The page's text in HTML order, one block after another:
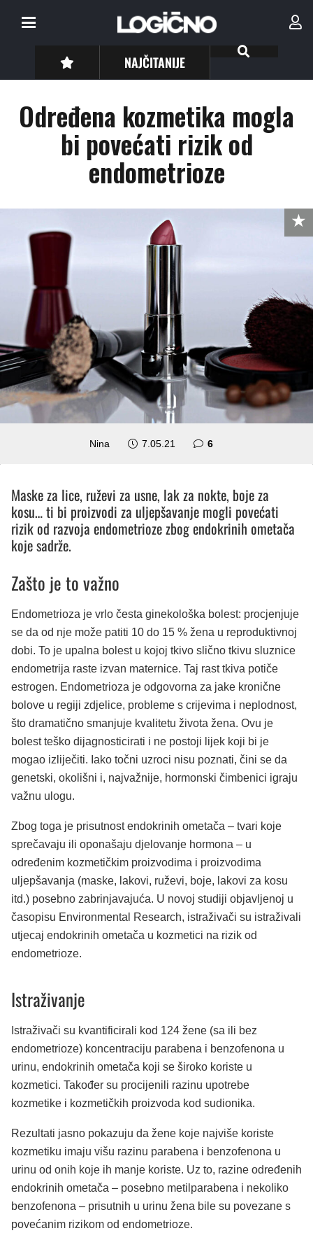
NAJČITANIJE
Određena kozmetika mogla
bi povećati rizik od
endometrioze
Nina 7.05.21 6komentara
Maske za lice, ruževi za usne, lak za nokte, boje za
kosu… ti bi proizvodi za uljepšavanje mogli povećati
rizik od razvoja endometrioze zbog endokrinih ometača
koje sadrže.
Zašto je to važno
Endometrioza je vrlo česta ginekološka bolest: procjenjuje
se da od nje može patiti 10 do 15 % žena u reproduktivnoj
dobi. To je upalna bolest u kojoj tkivo slično tkivu sluznice
endometrija raste izvan maternice. Taj rast tkiva potiče
estrogen. Endometrioza je odgovorna za jake kronične
bolove u regiji zdjelice, probleme s crijevima i neplodnost,
što dramatično smanjuje kvalitetu života žena. Ovu je
bolest teško dijagnosticirati i ne postoji lijek koji bi je
mogao izliječiti. Iako točni uzroci nisu poznati, čini se da
genetski, okolišni i, najvažnije, hormonski čimbenici igraju
važnu ulogu.
Zbog toga je prisutnost endokrinih ometača – tvari koje
sprečavaju ili oponašaju djelovanje hormona – u
određenim kozmetičkim proizvodima i proizvodima
uljepšavanja (maske, lakovi, ruževi, boje, lakovi za kosu
itd.) posebno zabrinjavajuća. U novoj studiji objavljenoj u
časopisu Environmental Research, istraživači su istraživali
utjecaj endokrinih ometača u kozmetici na rizik od
endometrioze.
Istraživanje
Istraživači su kvantificirali kod 124 žene (sa ili bez
endometrioze) koncentraciju parabena i benzofenona u
urinu, endokrinih ometača koji se široko koriste u
kozmetici. Također su procijenili razinu upotrebe
kozmetike i kozmetičkih proizvoda kod sudionika.
Rezultati jasno pokazuju da žene koje najviše koriste
kozmetiku imaju višu razinu parabena i benzofenona u
urinu od onih koje ih manje koriste. Uz to, razine određenih
endokrinih ometača – posebno metilparabena i nekoliko
benzofenona – prisutnih u urinu žena bile su povezane s
povećanim rizikom od endometrioze.